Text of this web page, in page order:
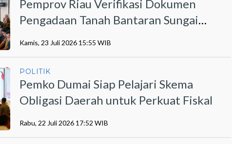
Pemprov Riau Verifikasi Dokumen
Pengadaan Tanah Bantaran Sungai
Kamis, 23 Juli 2026 15:55 WIB
POLITIK
Pemko Dumai Siap Pelajari Skema
Obligasi Daerah untuk Perkuat Fiskal
Rabu, 22 Juli 2026 17:52 WIB